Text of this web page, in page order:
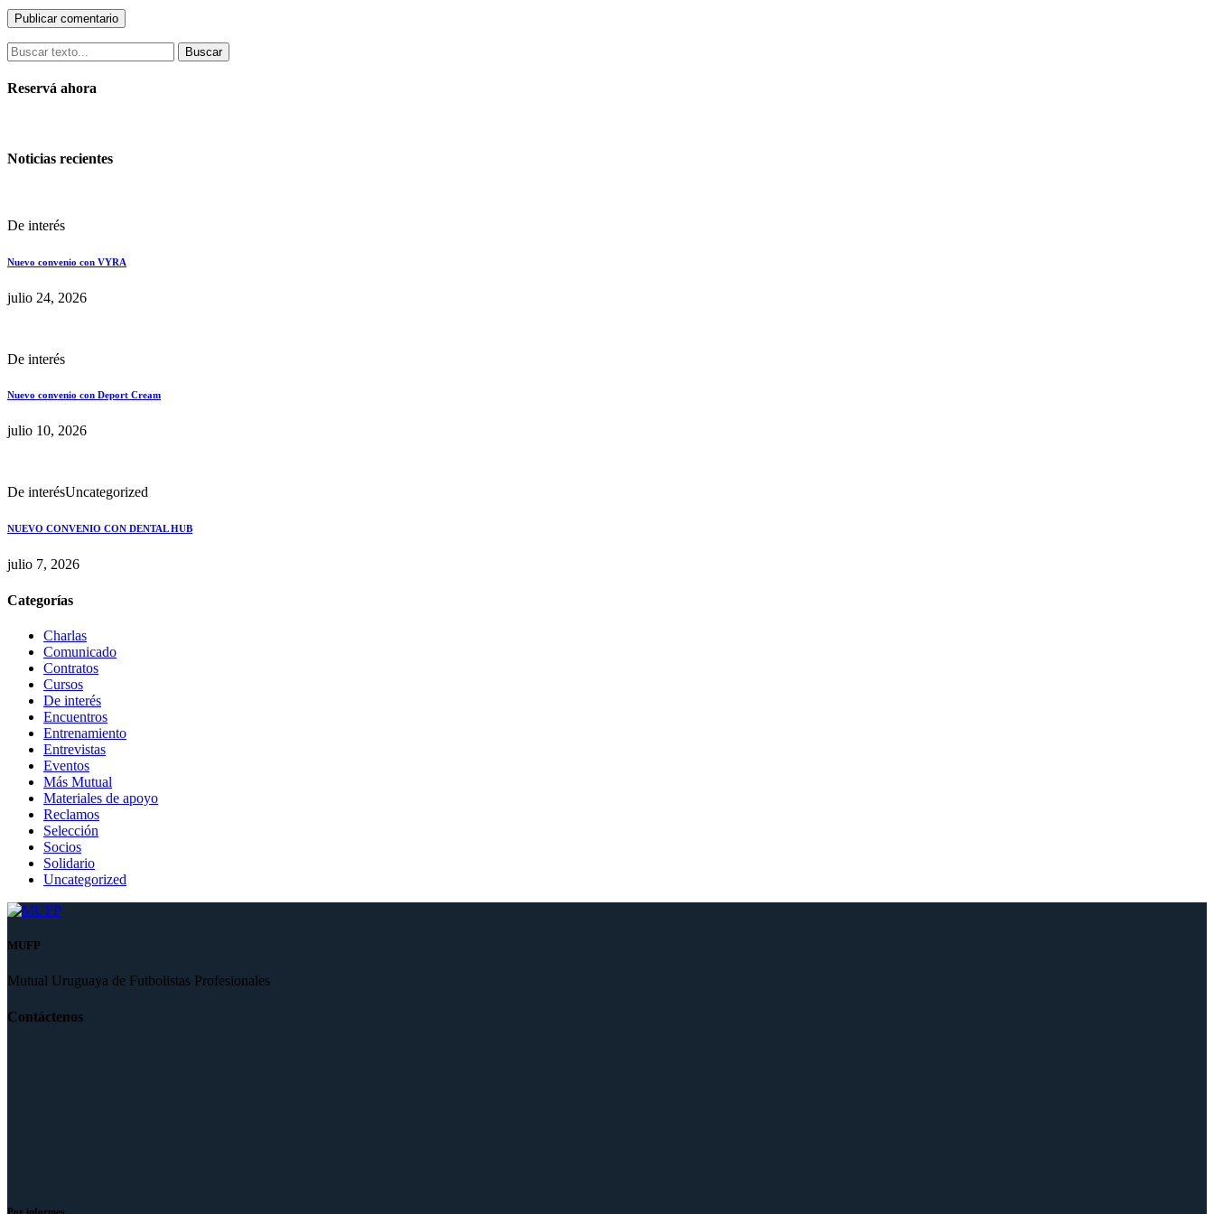
Buscar
Reservá ahora
Noticias recientes
De interés
Nuevo convenio con VYRA
julio 24, 2026
De interés
Nuevo convenio con Deport Cream
julio 10, 2026
De interésUncategorized
NUEVO CONVENIO CON DENTAL HUB
julio 7, 2026
Categorías
Charlas
Comunicado
Contratos
Cursos
De interés
Encuentros
Entrenamiento
Entrevistas
Eventos
Más Mutual
Materiales de apoyo
Reclamos
Selección
Socios
Solidario
Uncategorized
MUFP
Mutual Uruguaya de Futbolistas Profesionales
Contáctenos
Por informes